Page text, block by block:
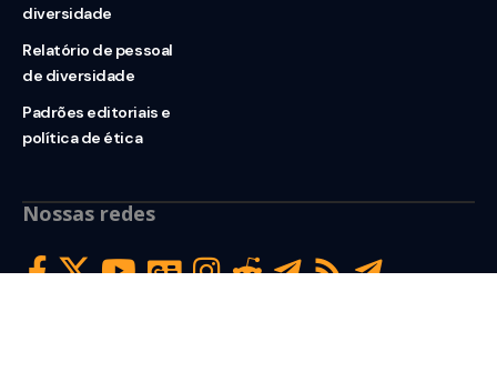
diversidade
Relatório de pessoal
de diversidade
Padrões editoriais e
política de ética
Nossas redes